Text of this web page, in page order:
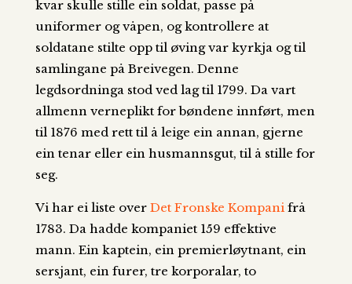
kvar skulle stille ein soldat, passe på
uniformer og våpen, og kontrollere at
soldatane stilte opp til øving var kyrkja og til
samlingane på Breivegen. Denne
legdsordninga stod ved lag til 1799. Da vart
allmenn verneplikt for bøndene innført, men
til 1876 med rett til å leige ein annan, gjerne
ein tenar eller ein husmannsgut, til å stille for
seg.
Vi har ei liste over Det Fronske Kompanifrå
1783. Da hadde kompaniet 159 effektive
mann. Ein kaptein, ein premierløytnant, ein
sersjant, ein furer, tre korporalar, to